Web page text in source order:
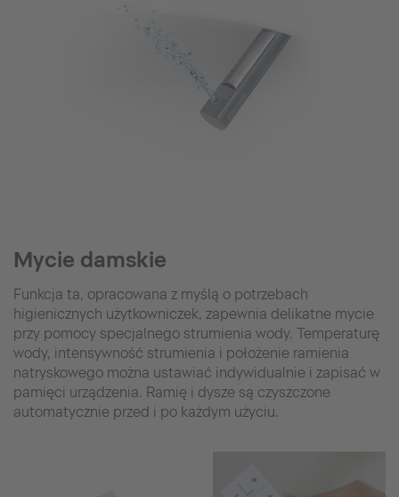
Mycie damskie
Funkcja ta, opracowana z myślą o potrzebach
higienicznych użytkowniczek, zapewnia delikatne mycie
przy pomocy specjalnego strumienia wody. Temperaturę
wody, intensywność strumienia i położenie ramienia
natryskowego można ustawiać indywidualnie i zapisać w
pamięci urządzenia. Ramię i dysze są czyszczone
automatycznie przed i po każdym użyciu.